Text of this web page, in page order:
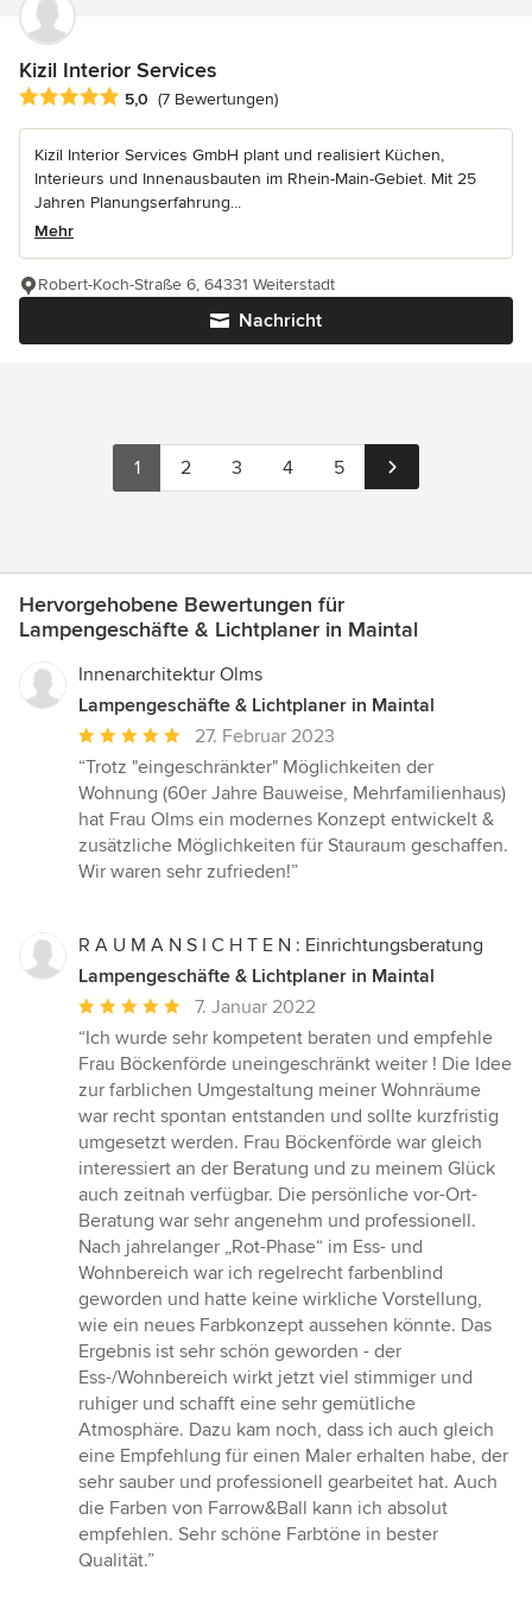
Kizil Interior Services
Durchschnittliche Bewertung: 5 von 5 Sternen
5,0 (7 Bewertungen)
Kizil Interior Services GmbH plant und realisiert Küchen,
Interieurs und Innenausbauten im Rhein-Main-Gebiet. Mit 25
Jahren Planungserfahrung...
Mehr
Nachricht
Robert-Koch-Straße 6, 64331 Weiterstadt
1 2 3 4 5
Hervorgehobene Bewertungen für
Lampengeschäfte & Lichtplaner in Maintal
Innenarchitektur Olms
Lampengeschäfte & Lichtplaner in Maintal
Durchschnittliche
Bewertung:
5
von
5
Sternen
27. Februar 2023
“Trotz "eingeschränkter" Möglichkeiten der
Wohnung (60er Jahre Bauweise, Mehrfamilienhaus)
hat Frau Olms ein modernes Konzept entwickelt &
zusätzliche Möglichkeiten für Stauraum geschaffen.
Wir waren sehr zufrieden!”
R A U M A N S I C H T E N : Einrichtungsberatung
Lampengeschäfte & Lichtplaner in Maintal
Durchschnittliche
Bewertung:
5
von
5
Sternen
7. Januar 2022
“Ich wurde sehr kompetent beraten und empfehle
Frau Böckenförde uneingeschränkt weiter ! Die Idee
zur farblichen Umgestaltung meiner Wohnräume
war recht spontan entstanden und sollte kurzfristig
umgesetzt werden. Frau Böckenförde war gleich
interessiert an der Beratung und zu meinem Glück
auch zeitnah verfügbar. Die persönliche vor-Ort-
Beratung war sehr angenehm und professionell.
Nach jahrelanger „Rot-Phase“ im Ess- und
Wohnbereich war ich regelrecht farbenblind
geworden und hatte keine wirkliche Vorstellung,
wie ein neues Farbkonzept aussehen könnte. Das
Ergebnis ist sehr schön geworden - der
Ess-/Wohnbereich wirkt jetzt viel stimmiger und
ruhiger und schafft eine sehr gemütliche
Atmosphäre. Dazu kam noch, dass ich auch gleich
eine Empfehlung für einen Maler erhalten habe, der
sehr sauber und professionell gearbeitet hat. Auch
die Farben von Farrow&Ball kann ich absolut
empfehlen. Sehr schöne Farbtöne in bester
Qualität.”